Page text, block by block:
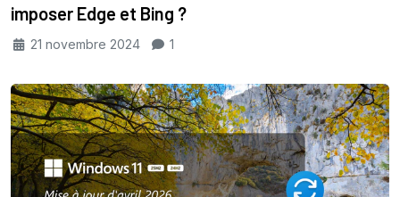
imposer Edge et Bing ?
21 novembre 2024 1